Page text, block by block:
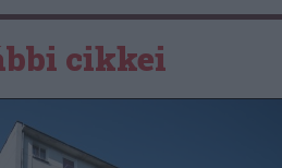
cikkei